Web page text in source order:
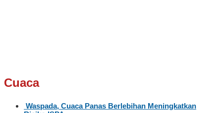
Cuaca
Waspada, Cuaca Panas Berlebihan Meningkatkan